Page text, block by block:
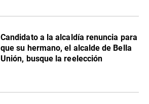
Candidato a la alcaldía renuncia para
que su hermano, el alcalde de Bella
Unión, busque la reelección